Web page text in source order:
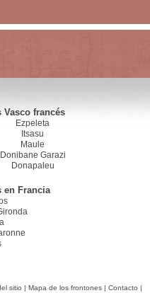
Vasco francés
Ezpeleta
Itsasu
Maule
Donibane Garazi
Donapaleu
en Francia
sitio | Mapa de los frontones | Contacto |